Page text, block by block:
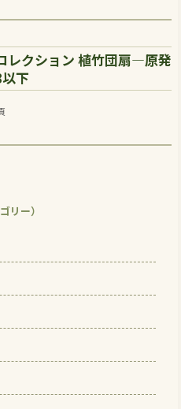
レクション 植竹団扇―原発
下
リー）